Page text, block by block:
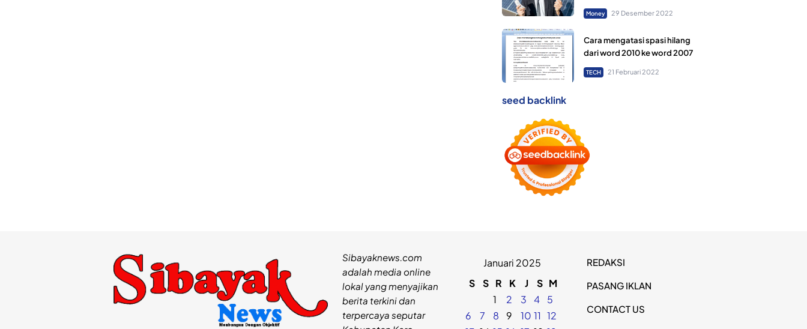
Money 29 Desember 2022
Cara mengatasi spasi hilang
dari word 2010 ke word 2007
TECH 21 Februari 2022
seed backlink
Sibayaknews.com
adalah media online
lokal yang menyajikan
berita terkini dan
terpercaya seputar
Januari 2025
S
S R K J S M
1
2 3 4
5
6
7 8 9 10 11 12
REDAKSI
PASANG IKLAN
CONTACT US